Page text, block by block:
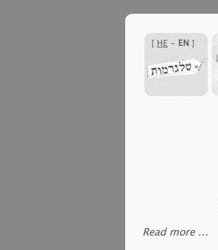
[
HE - EN
]
‪Read more ...‬